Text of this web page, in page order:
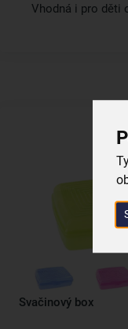
Vhodná i pro děti
Svačinový box